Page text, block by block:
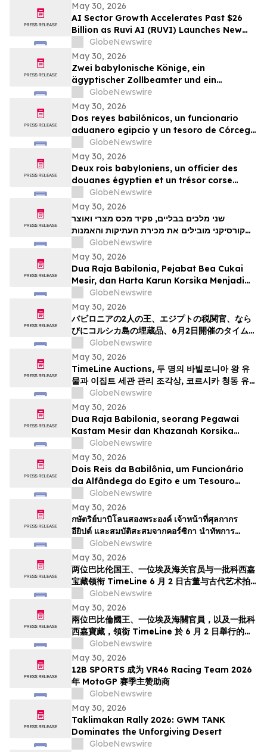
May 30, 2026
AI Sector Growth Accelerates Past $26
Billion as Ruvi AI (RUVI) Launches New
Features, Proprietary Models, and
Ecosystem Upgrades
GlobeNewswire
May 30, 2026
Zwei babylonische Könige, ein
ägyptischer Zollbeamter und ein
korsischer Schatz zählen zu den
Highlights der TimeLine-Auktion für
Antiquitäten und antike Kunst am 2. Juni
GlobeNewswire
May 30, 2026
Dos reyes babilónicos, un funcionario
aduanero egipcio y un tesoro de Córcega
lideran la subasta de Antigüedades y
Arte Antiguo de TimeLine del 2 de junio
GlobeNewswire
May 30, 2026
Deux rois babyloniens, un officier des
douanes égyptien et un trésor corse
figurent parmi les pièces maîtresses de la
vente aux enchères d’antiquités et d’art
ancien de TimeLine, organisée le 2 juin
GlobeNewswire
May 30, 2026
שני מלכים בבליים, פקיד מכס מצרי ואוצר
קורסיקני מובילים את מכירת העתיקות והאמנות
GlobeNewswire
May 30, 2026
Dua Raja Babilonia, Pejabat Bea Cukai
Mesir, dan Harta Karun Korsika Menjadi
Sorotan dalam Lelang Barang Antik &
Seni Kuno TimeLine pada 2 Juni
GlobeNewswire
May 30, 2026
バビロニアの2人の王、エジプトの税関官、なら
びにコルシカ島の埋蔵品、6月2日開催のタイムラ
インによる骨董品・古代美術オークションの目玉
GlobeNewswire
May 30, 2026
TimeLine Auctions, 두 명의 바빌로니아 왕 유
물과 이집트 세관 관리 조각상, 코르시카 청동 유물
군으로 구성된 고대 유물 경매 개최
GlobeNewswire
May 30, 2026
Dua Raja Babilonia, seorang Pegawai
Kastam Mesir dan Khazanah Korsika
menjadi kemuncak Lelongan Antikuiti &
Seni Purba TimeLine pada 2 Jun
GlobeNewswire
May 30, 2026
Dois Reis da Babilônia, um Funcionário
da Alfândega do Egito e um Tesouro
Escondido da Córsega Lideram o Leilão
de Antiguidades e Arte Antiga da
TimeLine de 2 de junho
GlobeNewswire
May 30, 2026
กษัตริย์บาบิโลนสองพระองค์ เจ้าหน้าที่ศุลกากร
อียิปต์ และสมบัติสะสมจากคอร์ซิกา นำทัพการ
ประมูลวัตถุโบราณและศิลปะยุคโบราณของ
TimeLine ในวันที่ 2 มิถุนาย…
GlobeNewswire
May 30, 2026
两位巴比伦国王、一位埃及海关官员与一批科西嘉
宝藏领衔 TimeLine 6 月 2 日古董与古代艺术拍
GlobeNewswire
May 30, 2026
兩位巴比倫國王、一位埃及海關官員，以及一批科
西嘉寶藏，領銜 TimeLine 於 6 月 2 日舉行的古
董與古代藝術拍賣會
GlobeNewswire
May 30, 2026
12B SPORTS 成为 VR46 Racing Team 2026
年 MotoGP 赛季主赞助商
GlobeNewswire
May 30, 2026
Taklimakan Rally 2026: GWM TANK
Dominates the Unforgiving Desert
GlobeNewswire